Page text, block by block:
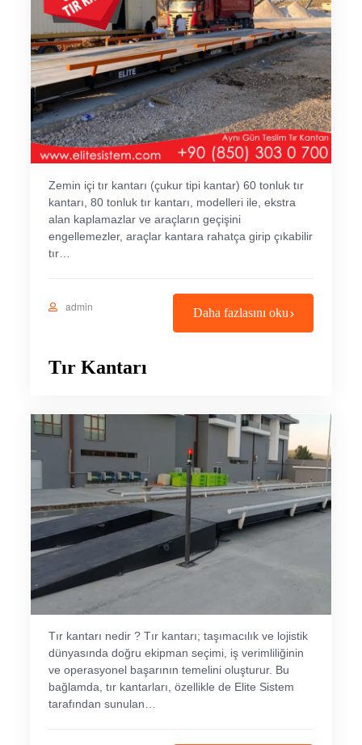
Zemin içi tır kantarı (çukur tipi kantar) 60 tonluk tır
kantarı, 80 tonluk tır kantarı, modelleri ile, ekstra
alan kaplamazlar ve araçların geçişini
engellemezler, araçlar kantara rahatça girip çıkabilir
tır…
admin Daha fazlasını oku
Tır Kantarı
Tır kantarı nedir ? Tır kantarı; taşımacılık ve lojistik
dünyasında doğru ekipman seçimi, iş verimliliğinin
ve operasyonel başarının temelini oluşturur. Bu
bağlamda, tır kantarları, özellikle de Elite Sistem
tarafından sunulan…